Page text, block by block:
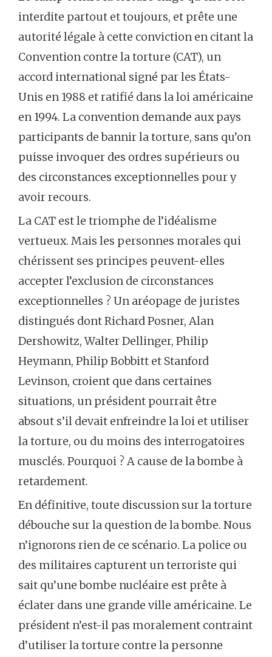
interdite partout et toujours, et prête une
autorité légale à cette conviction en citant la
Convention contre la torture (CAT), un
accord international signé par les États-
Unis en 1988 et ratifié dans la loi américaine
en 1994. La convention demande aux pays
participants de bannir la torture, sans qu’on
puisse invoquer des ordres supérieurs ou
des circonstances exceptionnelles pour y
avoir recours.
La CAT est le triomphe de l’idéalisme
vertueux. Mais les personnes morales qui
chérissent ses principes peuvent-elles
accepter l’exclusion de circonstances
exceptionnelles ? Un aréopage de juristes
distingués dont Richard Posner, Alan
Dershowitz, Walter Dellinger, Philip
Heymann, Philip Bobbitt et Stanford
Levinson, croient que dans certaines
situations, un président pourrait être
absout s’il devait enfreindre la loi et utiliser
la torture, ou du moins des interrogatoires
musclés. Pourquoi ? A cause de la bombe à
retardement.
En définitive, toute discussion sur la torture
débouche sur la question de la bombe. Nous
n’ignorons rien de ce scénario. La police ou
des militaires capturent un terroriste qui
sait qu’une bombe nucléaire est prête à
éclater dans une grande ville américaine. Le
président n’est-il pas moralement contraint
d’utiliser la torture contre la personne